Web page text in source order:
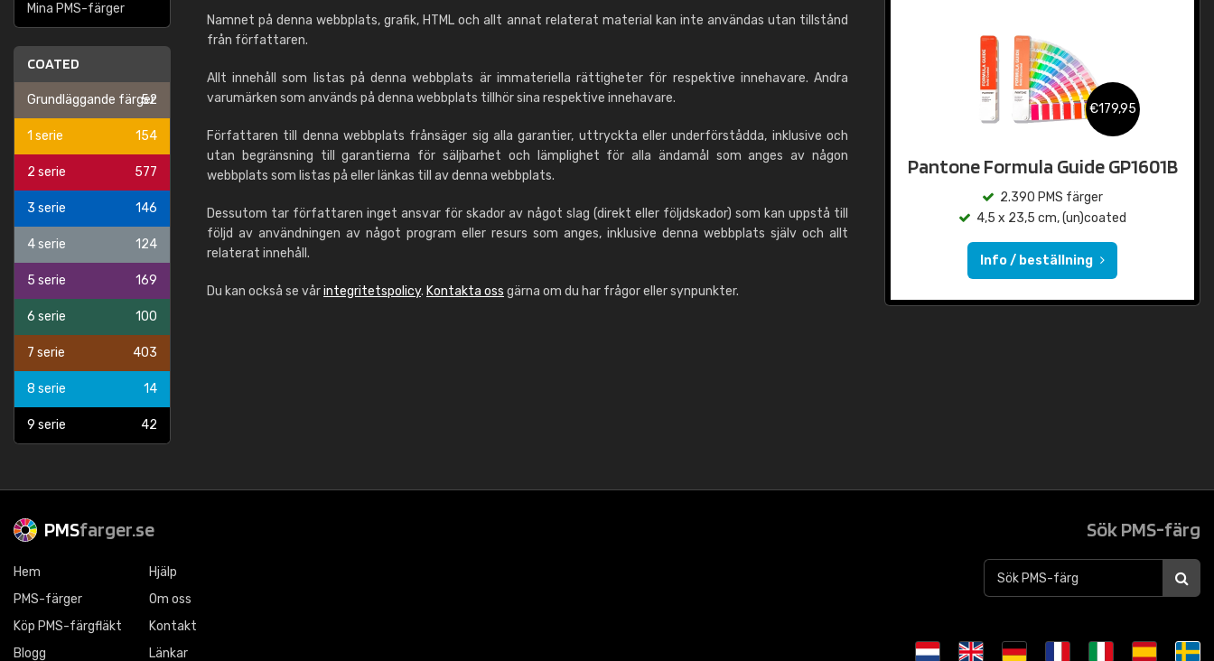
Mina PMS-färger
COATED
Grundläggande färger
52
1 serie 154
2 serie 577
3 serie 146
4 serie 124
5 serie 169
6 serie 100
7 serie 403
8 serie 14
9 serie 42
Namnet på denna webbplats, grafik, HTML och allt annat relaterat material kan inte användas utan tillstånd
från författaren.
Allt innehåll som listas på denna webbplats är immateriella rättigheter för respektive innehavare. Andra
varumärken som används på denna webbplats tillhör sina respektive innehavare.
Författaren till denna webbplats frånsäger sig alla garantier, uttryckta eller underförstådda, inklusive och
utan begränsning till garantierna för säljbarhet och lämplighet för alla ändamål som anges av någon
webbplats som listas på eller länkas till av denna webbplats.
Dessutom tar författaren inget ansvar för skador av något slag (direkt eller följdskador) som kan uppstå till
följd av användningen av något program eller resurs som anges, inklusive denna webbplats själv och allt
relaterat innehåll.
Du kan också se vårintegritetspolicy. Kontakta oss gärna om du har frågor eller synpunkter.
€179,95
Pantone Formula Guide GP1601B
2.390 PMS färger
4,5 x 23,5 cm, (un)coated
Info / beställning
PMSfarger.se
Hem
PMS-färger
Köp PMS-färgfläkt
Blogg
Hjälp
Om oss
Kontakt
Länkar
Sök PMS-färg